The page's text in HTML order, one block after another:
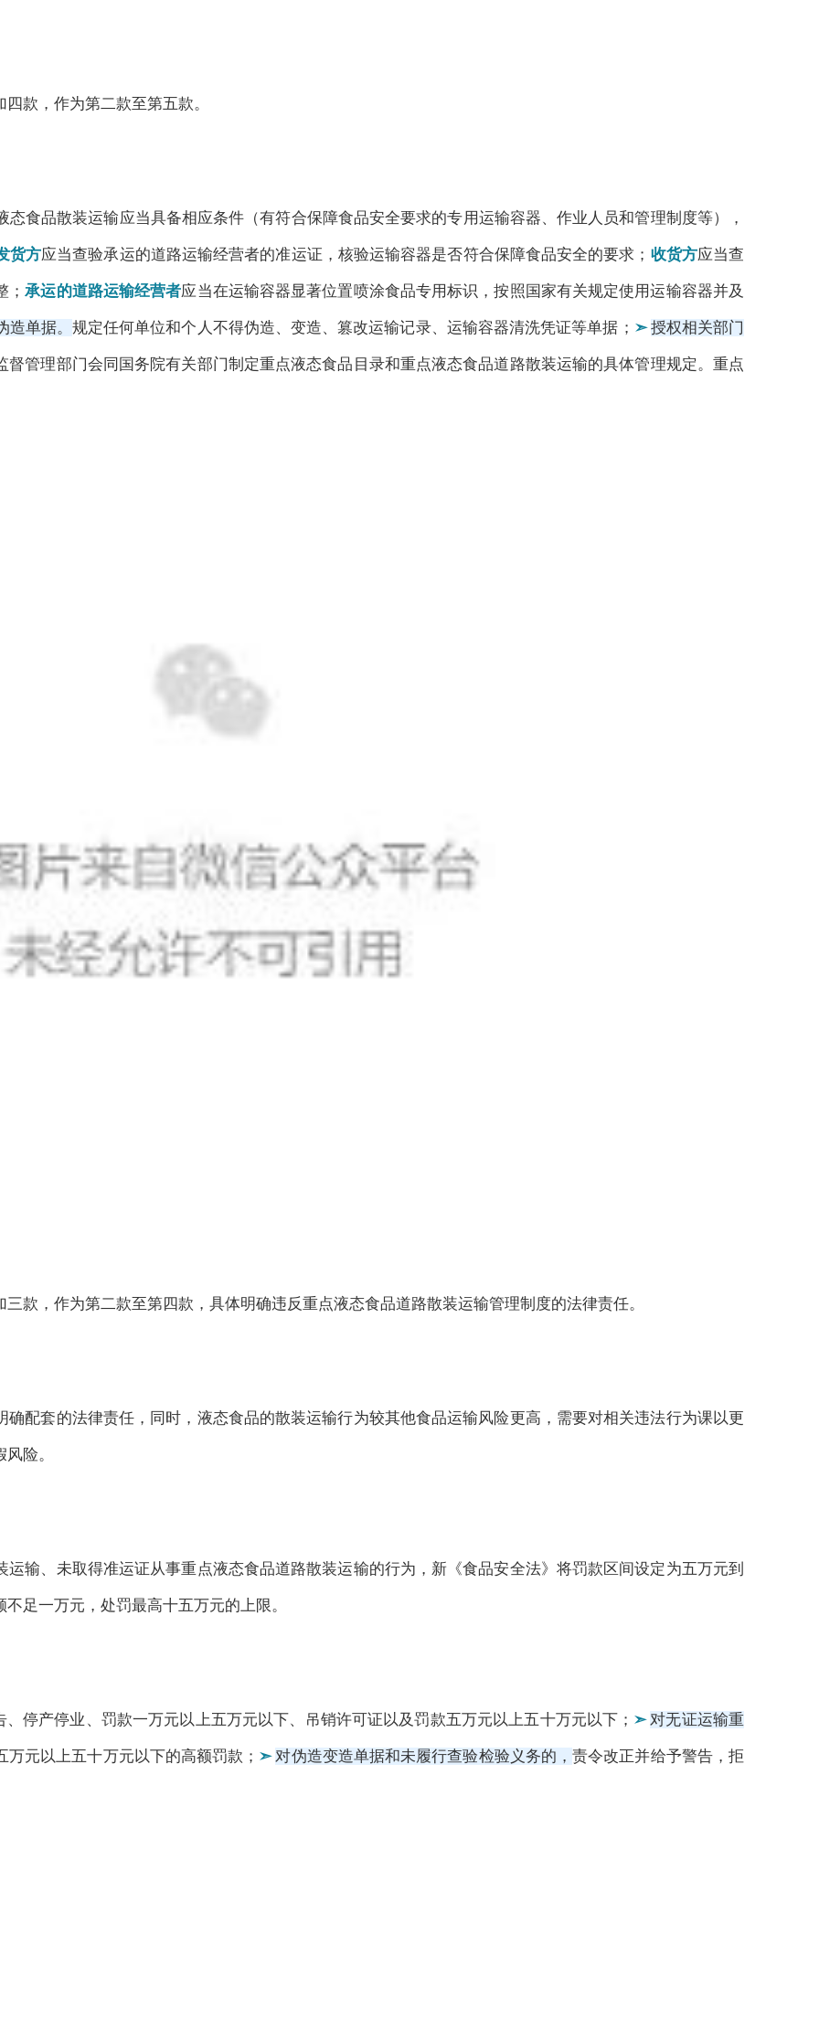
款，作为第二款至第五款。
态食品散装运输应当具备相应条件（有符合保障食品安全要求的专用运输容器、作业人员和管理制度等），
货方应当查验承运的道路运输经营者的准运证，核验运输容器是否符合保障食品安全的要求； 收货方应当查
；承运的道路运输经营者应当在运输容器显著位置喷涂食品专用标识，按照国家有关规定使用运输容器并及
造单据。 规定任何单位和个人不得伪造、变造、篡改运输记录、运输容器清洗凭证等单据； ➣授权相关部门
督管理部门会同国务院有关部门制定重点液态食品目录和重点液态食品道路散装运输的具体管理规定。重点
款，作为第二款至第四款，具体明确违反重点液态食品道路散装运输管理制度的法律责任。
配套的法律责任，同时，液态食品的散装运输行为较其他食品运输风险更高，需要对相关违法行为课以更
险。
输、未取得准运证从事重点液态食品道路散装运输的行为，新《食品安全法》将罚款区间设定为五万元到
足一万元，处罚最高十五万元的上限。
停产停业、罚款一万元以上五万元以下、吊销许可证以及罚款五万元以上五十万元以下； ➣对无证运输重
元以上五十万元以下的高额罚款； ➣对伪造变造单据和未履行查验检验义务的，责令改正并给予警告，拒